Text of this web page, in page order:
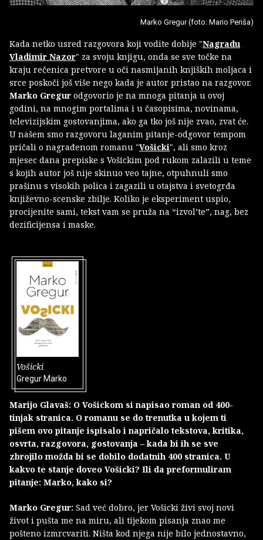
Marko Gregur (foto: Mario Periša)
Kada netko usred razgovora koji vodite dobije "Nagradu
Vladimir Nazor" za svoju knjigu, onda se sve točke na
kraju rečenica pretvore u oči nasmijanih knjiških moljaca i
srce poskoči još više nego kada je autor pristao na razgovor.
Marko Gregur odgovorio je na mnoga pitanja u ovoj
godini, na mnogim portalima i u časopisima, novinama,
televizijskim gostovanjima, ako ga tko još nije zvao, zvat će.
U našem smo razgovoru laganim pitanje-odgovor tempom
pričali o nagrađenom romanu "Vošicki", ali smo kroz
mjesec dana prepiske s Vošickim pod rukom zalazili u teme
s kojih autor još nije skinuo veo tajne, otpuhnuli smo
prašinu s visokih polica i zagazili u otajstva i svetogrđa
književno-scenske zbilje. Koliko je eksperiment uspio,
procijenite sami, tekst vam se pruža na “izvol’te”, nag, bez
dezificijensa i maske.
Vošicki
Gregur Marko
Marijo Glavaš: O Vošickom si napisao roman od 400-
tinjak stranica. O romanu se do trenutka u kojem ti
pišem ovo pitanje ispisalo i napričalo tekstova, kritika,
osvrta, razgovora, gostovanja – kada bi ih se sve
zbrojilo možda bi se dobilo dodatnih 400 stranica. U
kakvo te stanje doveo Vošicki? Ili da preformuliram
pitanje: Marko, kako si?
Marko Gregur: Sad već dobro, jer Vošicki živi svoj novi
život i pušta me na miru, ali tijekom pisanja znao me
pošteno izmrcvariti. Ništa kod njega nije bilo jednostavno,